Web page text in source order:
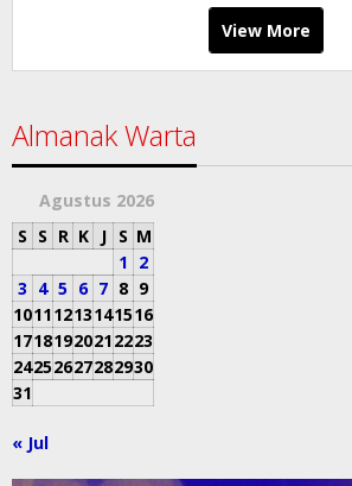
View More
Almanak Warta
Agustus 2026
S S R K J S M
1 2
3 4 5 6 7 8 9
10111213141516
17181920212223
24252627282930
31
« Jul